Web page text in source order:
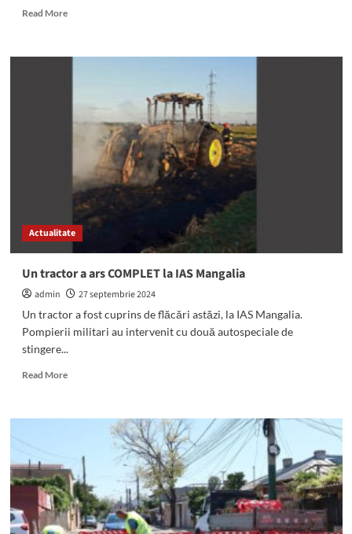
Read MoreRead
(FOTO)
Mondial,
descoperit
mare,
lângă
fost
detonat,
Actualitate
Un tractor a ars COMPLET la IAS Mangalia
admin
27 septembrie 2024
Un tractor a fost cuprins de flăcări astăzi, la IAS Mangalia.
Pompierii militari au intervenit cu două autospeciale de
stingere...
Read MoreRead
Un
COMPLET
la
IAS
Mangalia